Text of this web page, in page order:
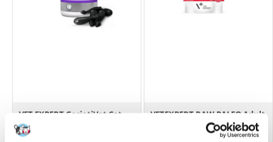
VET EXPERT GeriatiVet Cat
Twist off 60 db
VETEXPERT RAW PALEO Adult